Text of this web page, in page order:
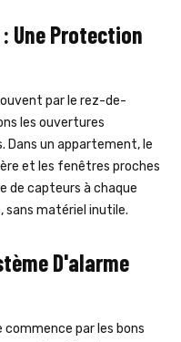
Une Protection
par le rez-de-
les ouvertures
Dans un appartement, le
et les fenêtres proches
de capteurs à chaque
sans matériel inutile.
D'alarme
commence par les bons